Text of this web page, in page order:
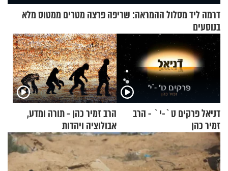
דרמה ליד מסלול ההמראה: שריפה פרצה מטרים ממטוס מלא
בנוסעים
דניאל פרקים ט`-י` - הרב
זמיר כהן
הרב זמיר כהן - תורה ומדע,
אבולוציה ויהדות